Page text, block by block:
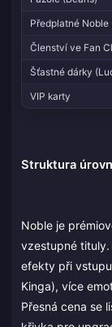
Předplatné
Členství ve Fan
Šťastné dárky
VIP karty
Struktura
Noble je
vzestupné
efekty při
Kinga), více
Přesná cena se